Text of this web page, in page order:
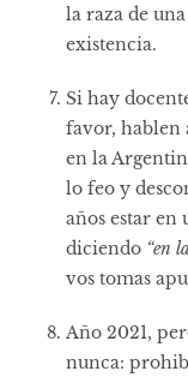
la raza de
existencia.
Si hay
favor, hablen
en la
lo feo y
años estar en
diciendo “en
vos tomas
Año 2021,
nunca: